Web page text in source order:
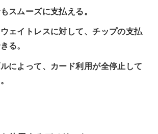
スムーズに支払える。
ェイトレスに対して、チップの支払
る。
によって、カード利用が全停止して